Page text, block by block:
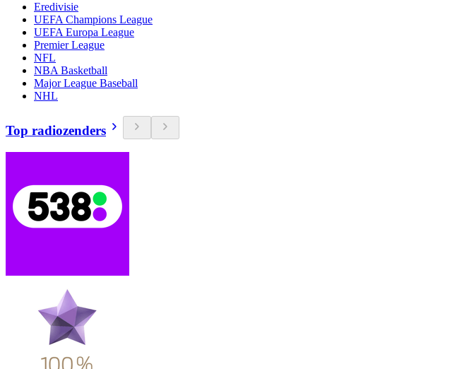
Eredivisie
UEFA Champions League
UEFA Europa League
Premier League
NFL
NBA Basketball
Major League Baseball
NHL
Top radiozenders